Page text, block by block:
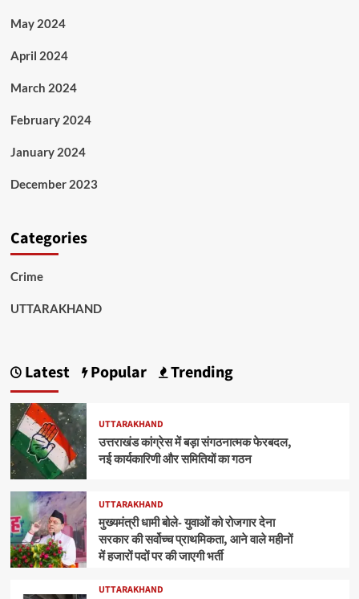
May 2024
April 2024
March 2024
February 2024
January 2024
December 2023
Categories
Crime
UTTARAKHAND
Latest Popular Trending
UTTARAKHAND
उत्तराखंड कांग्रेस में बड़ा संगठनात्मक फेरबदल,
नई कार्यकारिणी और समितियों का गठन
UTTARAKHAND
मुख्यमंत्री धामी बोले- युवाओं को रोजगार देना
सरकार की सर्वोच्च प्राथमिकता, आने वाले महीनों
में हजारों पदों पर की जाएगी भर्ती
UTTARAKHAND